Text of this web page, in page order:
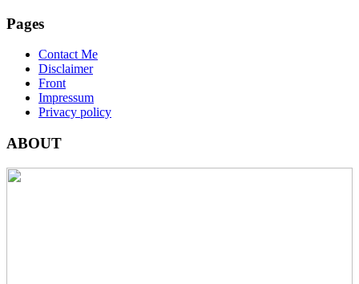
Pages
Contact Me
Disclaimer
Front
Impressum
Privacy policy
ABOUT